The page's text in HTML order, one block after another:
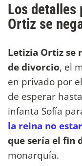
Los detalles
Ortiz se
Letizia Ortiz se
de divorcio, el
en privado por
de esperar
infanta Sofía
la reina no
que sería el fin
monarquía.